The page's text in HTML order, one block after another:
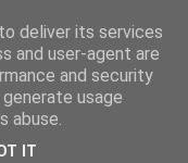
10 e lotto,
deliver its services
and user-agent are
and security
usage
abuse.
IT